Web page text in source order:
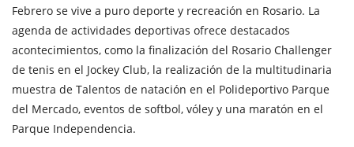
Febrero se vive a puro deporte y recreación en Rosario. La
agenda de actividades deportivas ofrece destacados
acontecimientos, como la finalización del Rosario Challenger
de tenis en el Jockey Club, la realización de la multitudinaria
muestra de Talentos de natación en el Polideportivo Parque
del Mercado, eventos de softbol, vóley y una maratón en el
Parque Independencia.